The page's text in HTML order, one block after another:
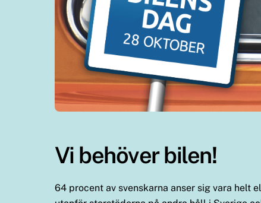
Vi behöver bilen!
64 procent av svenskarna anser sig vara helt